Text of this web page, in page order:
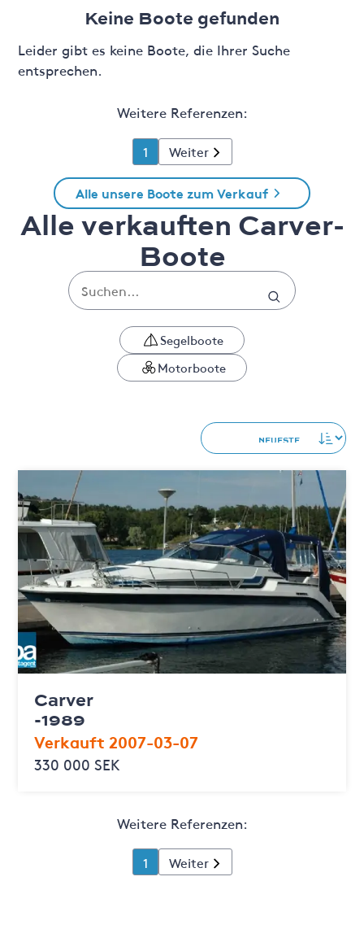
Keine Boote gefunden
Leider gibt es keine Boote, die Ihrer Suche
entsprechen.
Weitere Referenzen:
1 Weiter
Alle unsere Boote zum Verkauf
Alle verkauften Carver-
Boote
Segelboote
Motorboote
Carver
-1989
Verkauft 2007-03-07
330 000 SEK
Weitere Referenzen:
1 Weiter